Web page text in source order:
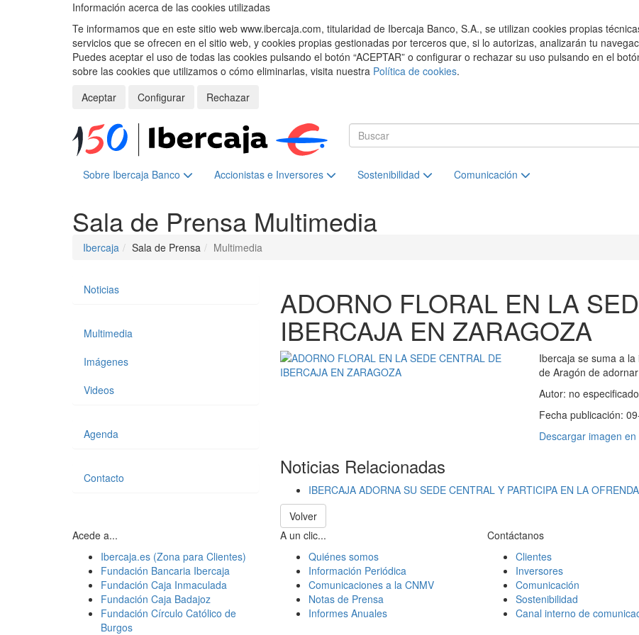
Información acerca de las cookies utilizadas
Te informamos que en este sitio web www.ibercaja.com, titularidad de Ibercaja Banco, S.A., se utilizan cookies propias
servicios que se ofrecen en el sitio web, y cookies propias gestionadas por terceros que, si lo autorizas, analizarán tu
Puedes aceptar el uso de todas las cookies pulsando el botón “ACEPTAR” o configurar o rechazar su uso pulsando en el
sobre las cookies que utilizamos o cómo eliminarlas, visita nuestra Política de cookies.
Aceptar
Configurar
Rechazar
Sobre Ibercaja Banco Accionistas e Inversores Sostenibilidad Comunicación
Sala de Prensa Multimedia
Ibercaja Sala de Prensa Multimedia
ADORNO FLORAL EN LA
IBERCAJA EN ZARAGOZA
Ibercaja se suma a
de Aragón de
Autor: no especificado
Fecha publicación:
Descargar imagen
Noticias Relacionadas
IBERCAJA ADORNA SU SEDE CENTRAL Y PARTICIPA EN LA
Volver
Noticias
Multimedia
Imágenes
Videos
Agenda
Contacto
Acede a...
Ibercaja.es (Zona para Clientes)
Fundación Bancaria Ibercaja
Fundación Caja Inmaculada
Fundación Caja Badajoz
Fundación Círculo Católico de
Burgos
A un clic...
Quiénes somos
Información Periódica
Comunicaciones a la CNMV
Notas de Prensa
Informes Anuales
Contáctanos
Clientes
Inversores
Comunicación
Sostenibilidad
Canal interno de